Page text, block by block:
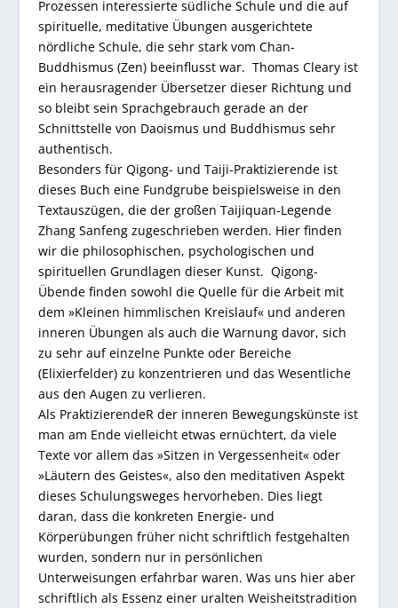
Prozessen interessierte südliche Schule und die auf
spirituelle, meditative Übungen ausgerichtete
nördliche Schule, die sehr stark vom Chan-
Buddhismus (Zen) beeinflusst war. Thomas Cleary ist
ein herausragender Übersetzer dieser Richtung und
so bleibt sein Sprachgebrauch gerade an der
Schnittstelle von Daoismus und Buddhismus sehr
authentisch.
Besonders für Qigong- und Taiji-Praktizierende ist
dieses Buch eine Fundgrube beispielsweise in den
Textauszügen, die der großen Taijiquan-Legende
Zhang Sanfeng zugeschrieben werden. Hier finden
wir die philosophischen, psychologischen und
spirituellen Grundlagen dieser Kunst. Qigong-
Übende finden sowohl die Quelle für die Arbeit mit
dem »Kleinen himmlischen Kreislauf« und anderen
inneren Übungen als auch die Warnung davor, sich
zu sehr auf einzelne Punkte oder Bereiche
(Elixierfelder) zu konzentrieren und das Wesentliche
aus den Augen zu verlieren.
Als PraktizierendeR der inneren Bewegungskünste ist
man am Ende vielleicht etwas ernüchtert, da viele
Texte vor allem das »Sitzen in Vergessenheit« oder
»Läutern des Geistes«, also den meditativen Aspekt
dieses Schulungsweges hervorheben. Dies liegt
daran, dass die konkreten Energie- und
Körperübungen früher nicht schriftlich festgehalten
wurden, sondern nur in persönlichen
Unterweisungen erfahrbar waren. Was uns hier aber
schriftlich als Essenz einer uralten Weisheitstradition